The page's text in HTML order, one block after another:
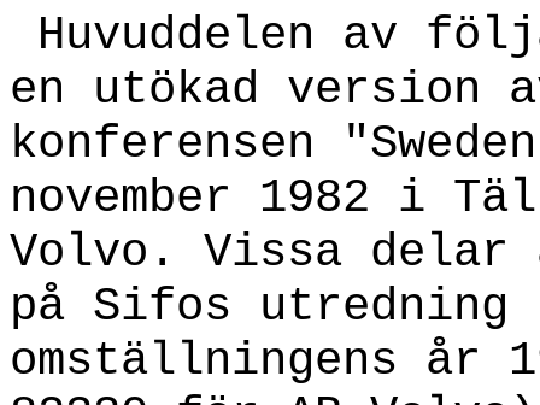
Huvuddelen av
en utökad
konferensen
november 1982 i
Volvo. Vissa delar
på Sifos utredning
omställningens år